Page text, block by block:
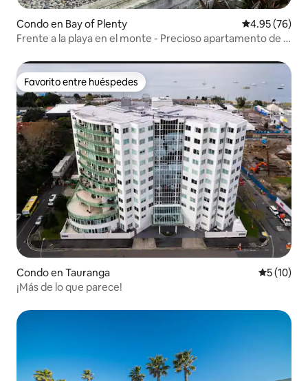
Condo en Bay of Plenty Calificación
4.95 (76)
Frente a la playa en el monte - Precioso apartamento de 3
Favorito entre huéspedes
Favorito entre huéspedes
Condo en Tauranga
5 (10)
¡Más de lo que parece!